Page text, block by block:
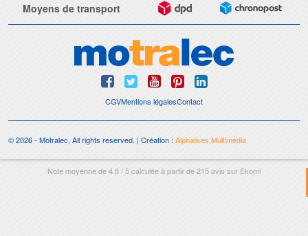
Moyens de transport
CGVMentions légalesContact
© 2026 - Motralec, All rights reserved. | Création :Alphalives Multimédia
Note moyenne de4.8/5calculée à partir de215avis sur Ekomi